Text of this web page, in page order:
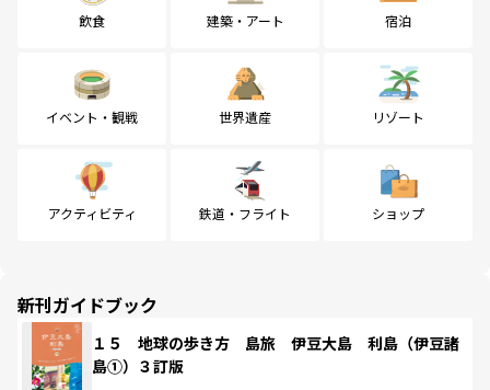
飲食 建築・アート 宿泊
イベント・観戦 世界遺産 リゾート
アクティビティ 鉄道・フライト ショップ
新刊ガイドブック
１５ 地球の歩き方 島旅 伊豆大島 利島（伊豆諸
島①）３訂版